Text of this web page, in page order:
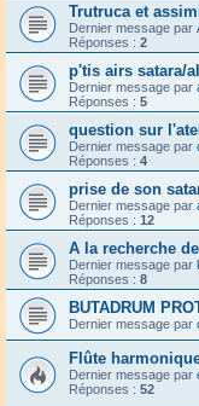
Trutruca et
Dernier message par
Réponses : 2
p'tis airs satara/
Dernier message par
Réponses : 5
question sur
Dernier message par
Réponses : 4
prise de son
Dernier message par
Réponses : 12
A la recherche
Dernier message par
Réponses : 8
BUTADRUM
Dernier message par
Flûte
Dernier message par
Réponses : 52